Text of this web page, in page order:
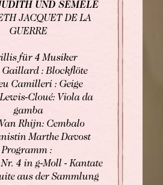
UND SÉMÉLÉ
JACQUET DE LA
GUERRE
für 4 Musiker
Gaillard : Blockflöte
Camilleri : Geige
Cloué: Viola da
gamba
Rhijn: Cembalo
Marthe Davost
Programm :
4 in g-Moll - Kantate
aus der Sammlung